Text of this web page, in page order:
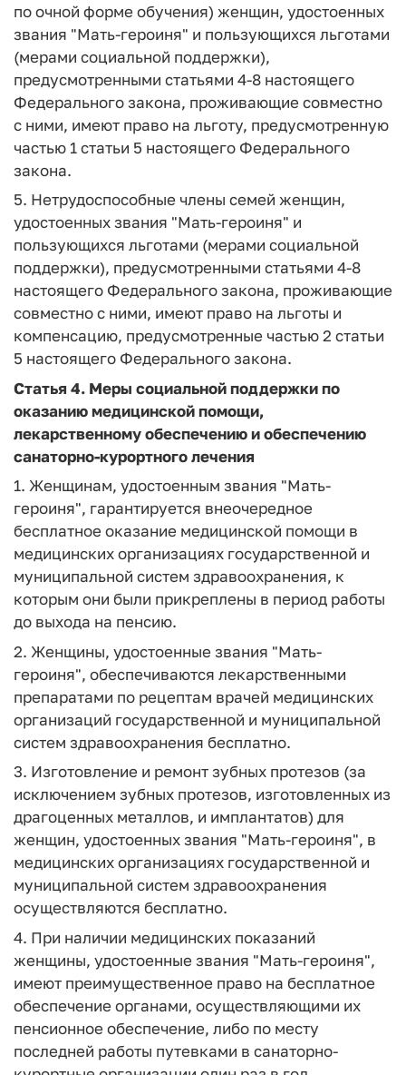
по очной форме обучения) женщин, удостоенных
звания "Мать-героиня" и пользующихся льготами
(мерами социальной поддержки),
предусмотренными статьями 4-8 настоящего
Федерального закона, проживающие совместно
с ними, имеют право на льготу, предусмотренную
частью 1 статьи 5 настоящего Федерального
закона.
5. Нетрудоспособные члены семей женщин,
удостоенных звания "Мать-героиня" и
пользующихся льготами (мерами социальной
поддержки), предусмотренными статьями 4-8
настоящего Федерального закона, проживающие
совместно с ними, имеют право на льготы и
компенсацию, предусмотренные частью 2 статьи
5 настоящего Федерального закона.
Статья 4. Меры социальной поддержки по
оказанию медицинской помощи,
лекарственному обеспечению и обеспечению
санаторно-курортного лечения
1. Женщинам, удостоенным звания "Мать-
героиня", гарантируется внеочередное
бесплатное оказание медицинской помощи в
медицинских организациях государственной и
муниципальной систем здравоохранения, к
которым они были прикреплены в период работы
до выхода на пенсию.
2. Женщины, удостоенные звания "Мать-
героиня", обеспечиваются лекарственными
препаратами по рецептам врачей медицинских
организаций государственной и муниципальной
систем здравоохранения бесплатно.
3. Изготовление и ремонт зубных протезов (за
исключением зубных протезов, изготовленных из
драгоценных металлов, и имплантатов) для
женщин, удостоенных звания "Мать-героиня", в
медицинских организациях государственной и
муниципальной систем здравоохранения
осуществляются бесплатно.
4. При наличии медицинских показаний
женщины, удостоенные звания "Мать-героиня",
имеют преимущественное право на бесплатное
обеспечение органами, осуществляющими их
пенсионное обеспечение, либо по месту
последней работы путевками в санаторно-